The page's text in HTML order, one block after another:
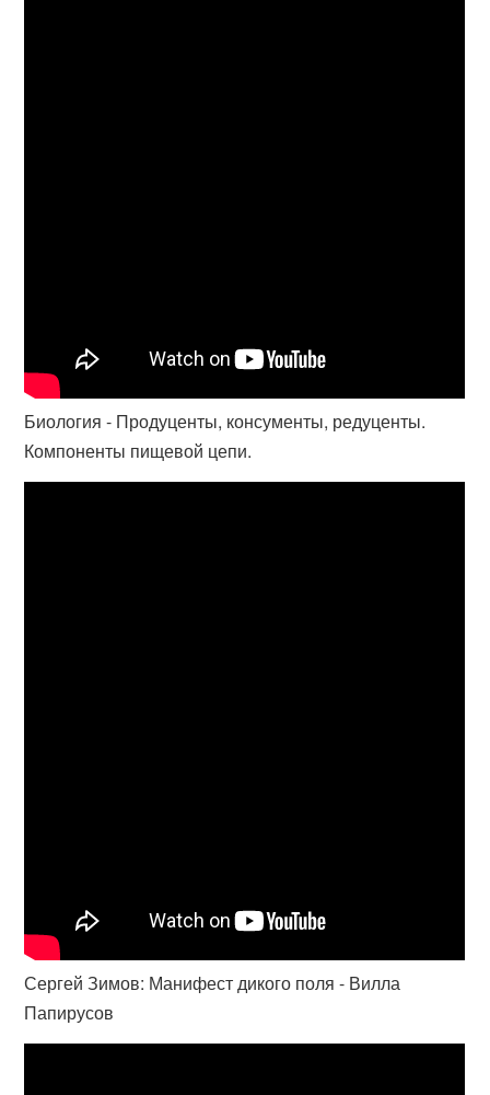
Биология - Продуценты, консументы, редуценты.
Компоненты пищевой цепи.
Сергей Зимов: Манифест дикого поля - Вилла
Папирусов